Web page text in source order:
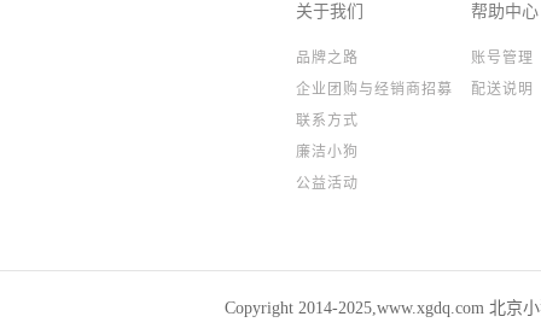
关于我们
品牌之路
企业团购与经销商招募
联系方式
廉洁小狗
公益活动
帮助中心
账号管理
配送说明
Copyright 2014-2025,www.xgdq.com 北京